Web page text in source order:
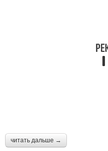
читать дальше →